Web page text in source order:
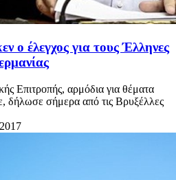
ο έλεγχος για τους Έλληνες
Επιτροπής, αρμόδια για θέματα
δήλωσε σήμερα από τις Βρυξέλλες